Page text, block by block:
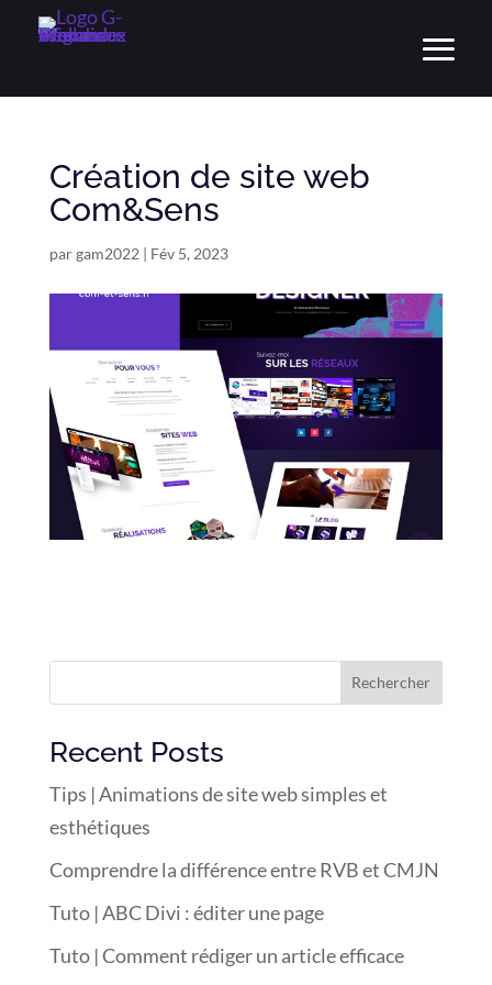
Création de site web
Com&Sens
pargam2022 | Fév 5, 2023
Rechercher
Recent Posts
Tips | Animations de site web simples et
esthétiques
Comprendre la différence entre RVB et CMJN
Tuto | ABC Divi : éditer une page
Tuto | Comment rédiger un article efficace